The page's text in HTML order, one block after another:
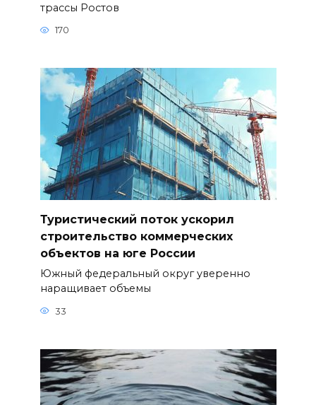
трассы Ростов
170
Туристический поток ускорил
строительство коммерческих
объектов на юге России
Южный федеральный округ уверенно
наращивает объемы
33